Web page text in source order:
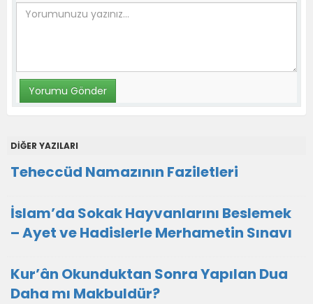
DİĞER YAZILARI
Teheccüd Namazının Faziletleri
İslam’da Sokak Hayvanlarını Beslemek
– Ayet ve Hadislerle Merhametin Sınavı
Kur’ân Okunduktan Sonra Yapılan Dua
Daha mı Makbuldür?